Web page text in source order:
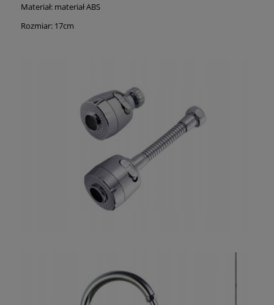
Materiał: materiał ABS
Rozmiar: 17cm